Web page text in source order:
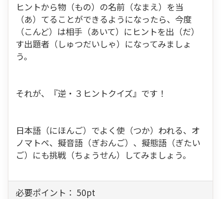
ヒントから物（もの）の名前（なまえ）を当
（あ）てることができるようになったら、今度
（こんど）は相手（あいて）にヒントを出（だ）
す出題者（しゅつだいしゃ）になってみましょ
う。
それが、『逆・３ヒントクイズ』です！
日本語（にほんご）でよく使（つか）われる、オ
ノマトペ、擬音語（ぎおんご）、擬態語（ぎたい
ご）にも挑戦（ちょうせん）してみましょう。
必要ポイント： 50pt